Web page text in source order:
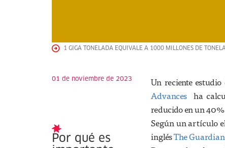
1 GIGA TONELADA EQUIVALE A 1000 MILLONES DE
01 de noviembre de 2023
Por qué es
Un reciente
Advances ha
reducido en un
Según un artículo
inglésThe Guardian